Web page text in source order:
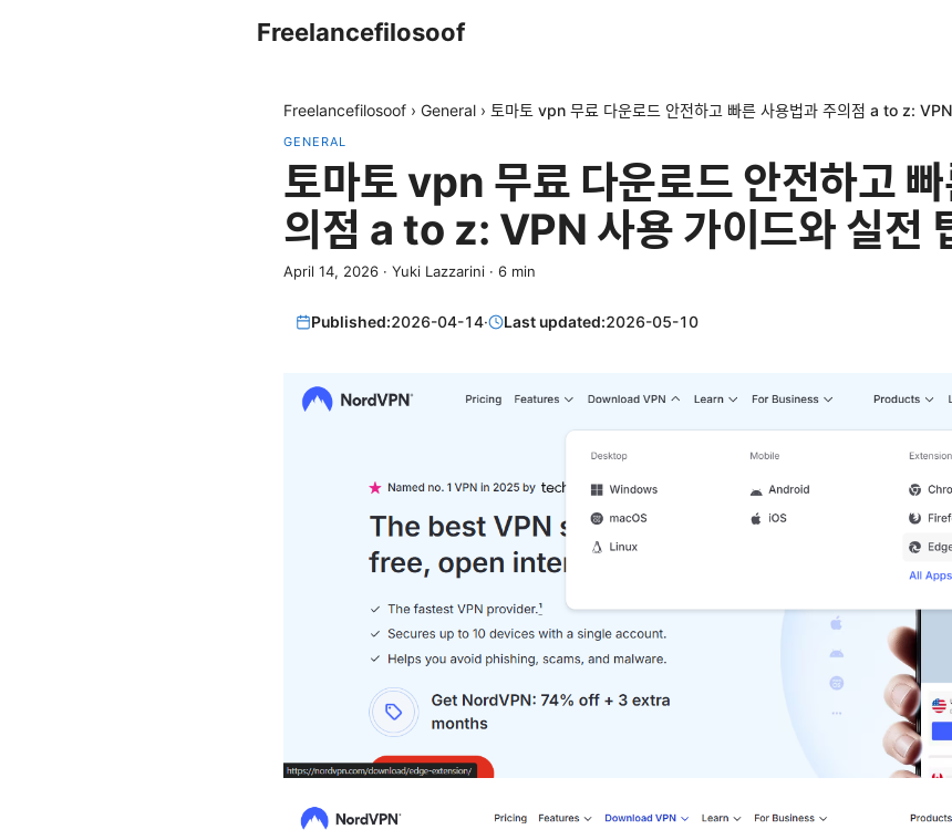
Freelancefilosoof
Freelancefilosoof › General › 토마토 vpn 무료 다운로드 안전하고 빠른 사용법과 주의점 a to z:
GENERAL
토마토 vpn 무료 다운로드 안전하고
의점 a to z: VPN 사용 가이드와 실전
April 14, 2026 · Yuki Lazzarini · 6 min
Published:2026-04-14· Last updated:2026-05-10